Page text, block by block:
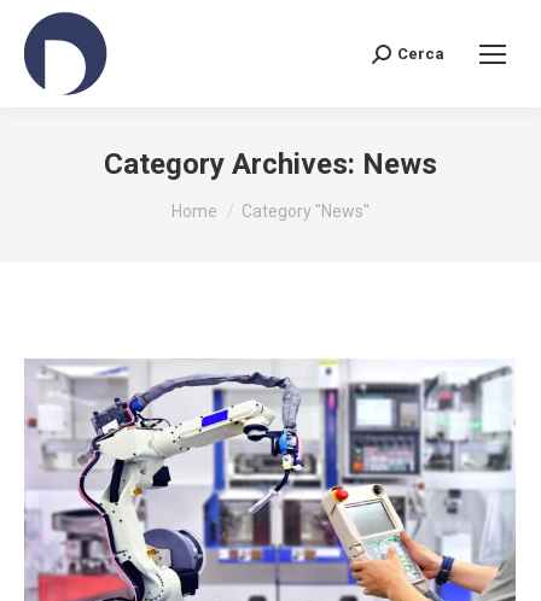
Search:
Cerca
Category Archives: News
You are here:
Home Category "News"